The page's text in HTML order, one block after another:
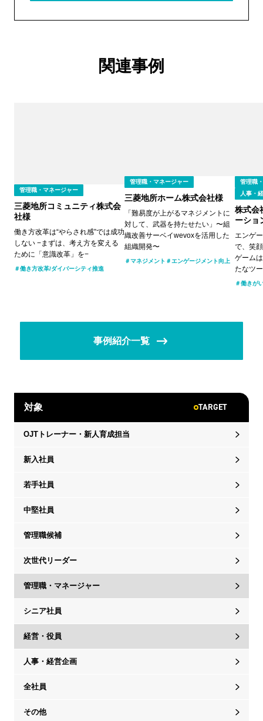
関連事例
管理職・マネージャー
三菱地所コミュニティ株式会
社様
働き方改革は“やらされ感”では成功
しない −まずは、考え方を変える
ために「意識改革」を−
働き方改革/ダイバーシティ推進
管理職・マネージャー
三菱地所ホーム株式会社様
「難易度が上がるマネジメントに
対して、武器を持たせたい」〜組
織改善サーベイwevoxを活用した
組織開発〜
マネジメント エンゲージメント向上
管理職
人事・
株式会
ーショ
エンゲ
で、笑
ゲーム
たなツ
働きが
事例紹介一覧
対象 TARGET
OJTトレーナー・新人育成担当
新入社員
若手社員
中堅社員
管理職候補
次世代リーダー
管理職・マネージャー
シニア社員
経営・役員
人事・経営企画
全社員
その他